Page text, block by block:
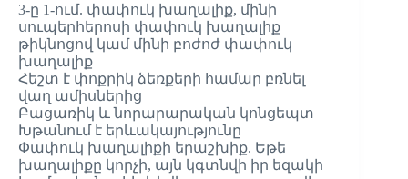
3-ը 1-ում. փափուկ խաղալիք, մինի
սուպերհերոսի փափուկ խաղալիք
թիկնոցով կամ մինի բոժոժ փափուկ
խաղալիք
Հեշտ է փոքրիկ ձեռքերի համար բռնել
վաղ ամիսներից
Բացառիկ և նորարարական կոնցեպտ
Խթանում է երևակայությունը
Փափուկ խաղալիքի երաշխիք. Եթե
խաղալիքը կորչի, այն կգտնվի իր եզակի